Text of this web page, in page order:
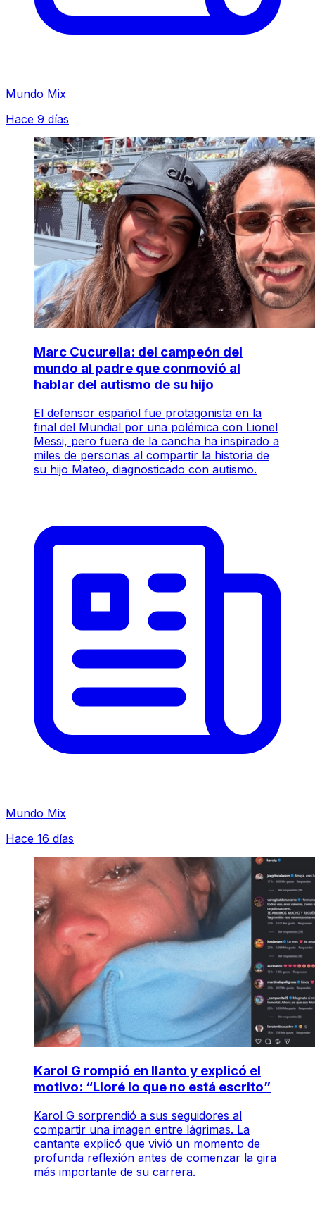
Mundo Mix
Hace 9 días
Marc Cucurella: del campeón del
mundo al padre que conmovió al
hablar del autismo de su hijo
El defensor español fue protagonista en la
final del Mundial por una polémica con Lionel
Messi, pero fuera de la cancha ha inspirado a
miles de personas al compartir la historia de
su hijo Mateo, diagnosticado con autismo.
Mundo Mix
Hace 16 días
Karol G rompió en llanto y explicó el
motivo: “Lloré lo que no está escrito”
Karol G sorprendió a sus seguidores al
compartir una imagen entre lágrimas. La
cantante explicó que vivió un momento de
profunda reflexión antes de comenzar la gira
más importante de su carrera.